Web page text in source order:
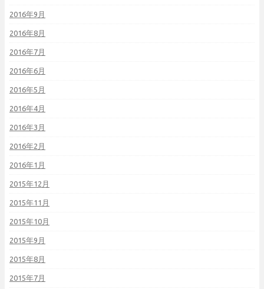
2016年9月
2016年8月
2016年7月
2016年6月
2016年5月
2016年4月
2016年3月
2016年2月
2016年1月
2015年12月
2015年11月
2015年10月
2015年9月
2015年8月
2015年7月